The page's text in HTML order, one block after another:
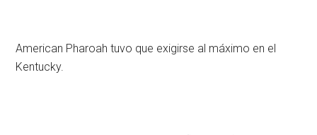
American Pharoah tuvo que exigirse al máximo en el
Kentucky.